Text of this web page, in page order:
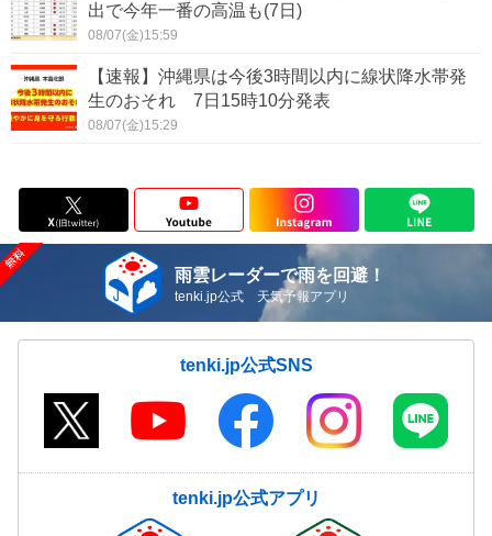
出で今年一番の高温も(7日)
08/07(金)15:59
【速報】沖縄県は今後3時間以内に線状降水帯発
生のおそれ 7日15時10分発表
08/07(金)15:29
雨雲レーダーで雨を回避！
tenki.jp公式 天気予報アプリ
tenki.jp公式SNS
tenki.jp公式アプリ